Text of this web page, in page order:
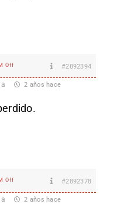
Off #2892394
2 años hace
Off #2892378
2 años hace